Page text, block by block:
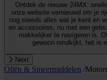
Ontdek de nieuwe 24MX: sneller,
onze website vernieuwd om je
nog steeds alles wat je kent en
en accessoires, nu met een
makkelijker te navigeren is.
gewoon rondkijkt, het is
Next
Oliën & Smeermiddelen /